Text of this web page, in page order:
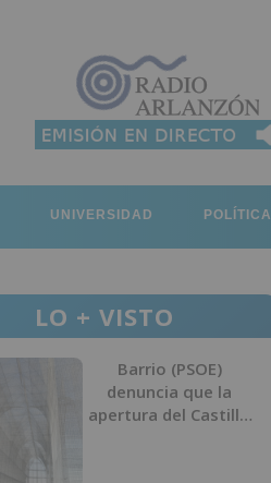
UNIVERSIDAD POLÍTICA
LO + VISTO
Barrio (PSOE)
denuncia que la
apertura del Castillo